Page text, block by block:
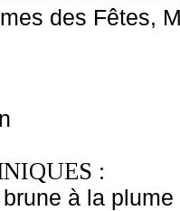
des Fêtes,
:
à la